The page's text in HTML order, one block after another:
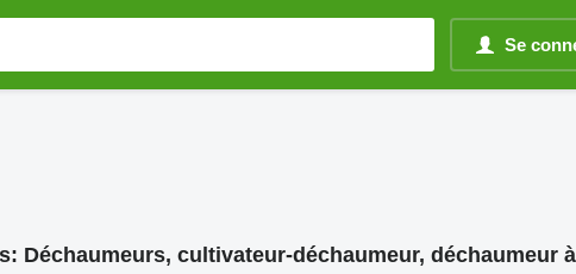
Se
Déchaumeurs, cultivateur-déchaumeur, déchaumeur